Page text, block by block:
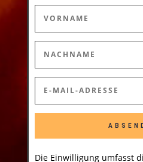
Die Einwilligung umfasst